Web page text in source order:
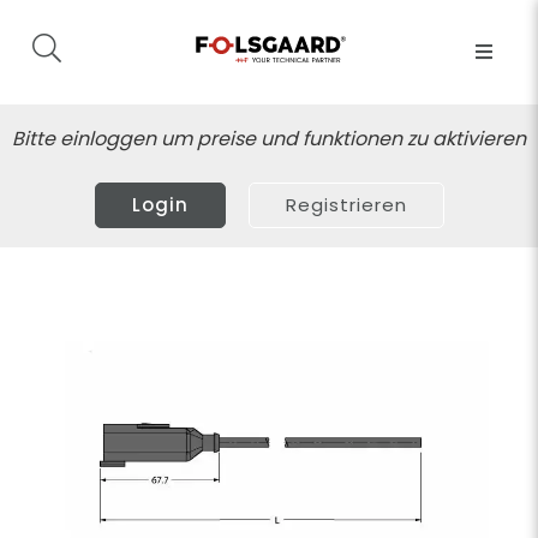
Bitte einloggen um preise und funktionen zu aktivieren
Login Registrieren